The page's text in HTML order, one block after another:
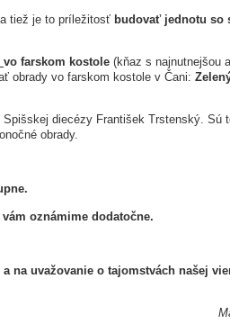
a tiež je to príležitosť budovať jednotu so
vo farskom kostole (kňaz s najnutnejšou
obrady vo farskom kostole v Čani:
Spišskej diecézy František Trstenský. Sú
obrady.
oznámime dodatočne.
na uvažovanie o tajomstvách našej